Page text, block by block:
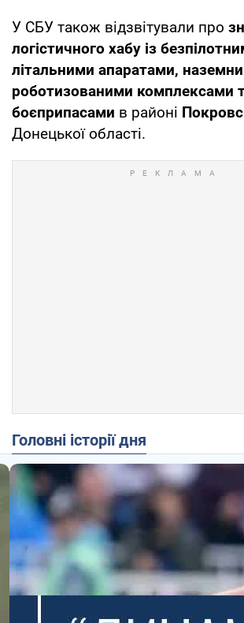
У СБУ також відзвітували про
логістичного хабу із
літальними апаратами,
роботизованими комплексами
боєприпасами в районі
Донецької області.
Головні історії дня